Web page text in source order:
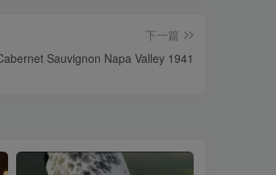
下一篇
Sauvignon Napa Valley 1941